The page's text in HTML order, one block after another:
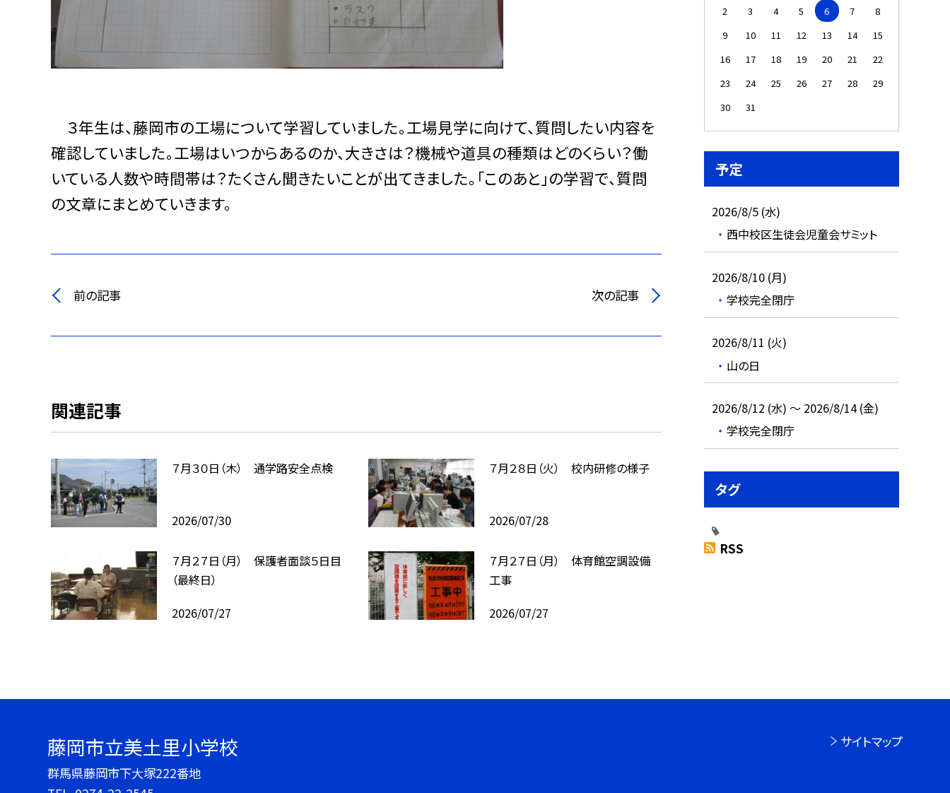
３年生は、藤岡市の工場について学習していました。工場見学に向けて、質問したい内容を
確認していました。工場はいつからあるのか、大きさは？機械や道具の種類はどのくらい？働
いている人数や時間帯は？たくさん聞きたいことが出てきました。「このあと」の学習で、質問
の文章にまとめていきます。
前の記事 次の記事
関連記事
７月３０日（木） 通学路安全点検
2026/07/30
７月２８日（火） 校内研修の様子
2026/07/28
７月２７日（月） 保護者面談５日目
（最終日）
2026/07/27
７月２７日（月） 体育館空調設備
工事
2026/07/27
2
3 4 5 6 7
8
9
10 11 12 13 14
15
16
17 18 19 20 21
22
23
24 25 26 27 28
29
30
31
予定
2026/8/5 (水)
西中校区生徒会児童会サミット
2026/8/10 (月)
学校完全閉庁
2026/8/11 (火)
山の日
2026/8/12 (水) ～ 2026/8/14 (金)
学校完全閉庁
タグ
RSS
藤岡市立美土里小学校
群馬県藤岡市下大塚222番地
サイトマップ